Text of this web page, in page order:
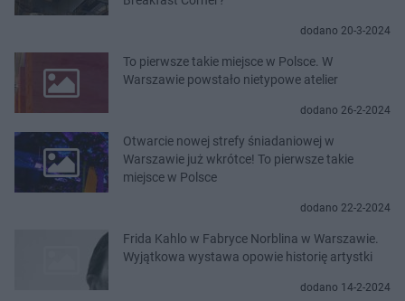
dodano 20-3-2024
To pierwsze takie miejsce w Polsce. W
Warszawie powstało nietypowe atelier
dodano 26-2-2024
Otwarcie nowej strefy śniadaniowej w
Warszawie już wkrótce! To pierwsze takie
miejsce w Polsce
dodano 22-2-2024
Frida Kahlo w Fabryce Norblina w Warszawie.
Wyjątkowa wystawa opowie historię artystki
dodano 14-2-2024